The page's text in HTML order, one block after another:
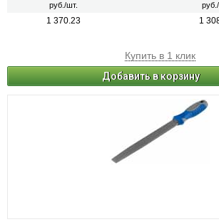
руб./шт.
1 370.23 1
Купить в 1 клик
Добавить в корзину